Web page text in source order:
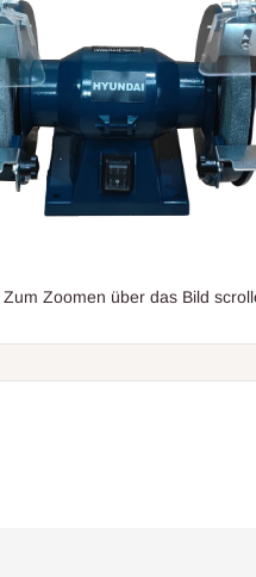
Zum Zoomen über das Bild